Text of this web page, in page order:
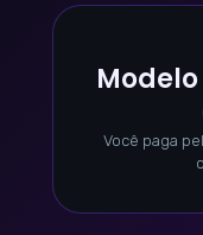
Você paga